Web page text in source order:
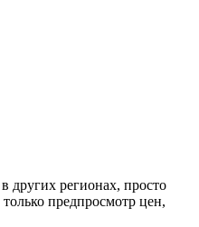
других регионах, просто
предпросмотр цен,